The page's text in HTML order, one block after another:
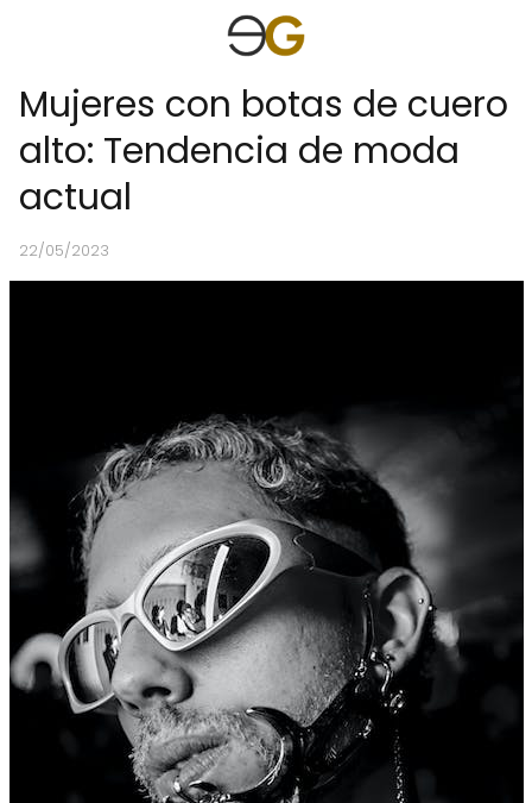
Mujeres con botas de cuero
alto: Tendencia de moda
actual
22/05/2023